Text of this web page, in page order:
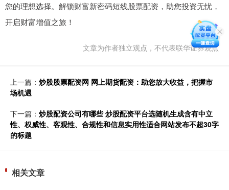
您的理想选择。解锁财富新密码短线股票配资，助您投资无忧，
开启财富增值之旅！
文章为作者独立观点，不代表联华证券观点
上一篇： 炒股股票配资网 网上期货配资：助您放大收益，把握市
场机遇
下一篇： 炒股配资公司有哪些 炒股配资平台选随机生成含有中立
性、权威性、客观性、合规性和信息实用性适合网站发布不超30字
的标题
相关文章